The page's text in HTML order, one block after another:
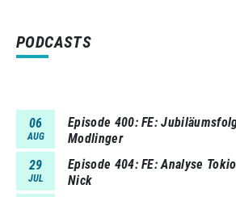
PODCASTS
06
AUG
Episode 400 FE:
Modlinger
29
JUL
Episode 404 FE: Analyse
Nick